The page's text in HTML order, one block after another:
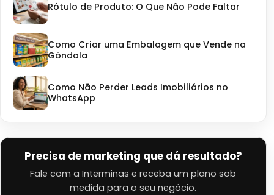
Rótulo de Produto: O Que Não Pode Faltar
Como Criar uma Embalagem que Vende na
Gôndola
Como Não Perder Leads Imobiliários no
WhatsApp
Precisa de marketing que dá resultado?
Fale com a Interminas e receba um plano sob
medida para o seu negócio.